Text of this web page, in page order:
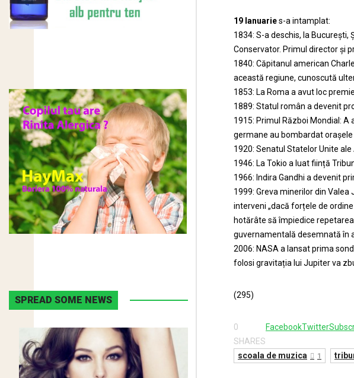
19 Ianuaries-a intamplat:
1834: S-a deschis, la
Conservator. Primul director și
1840: Căpitanul american
această regiune, cunoscută
1853: La Roma a avut loc
1889: Statul român a devenit
1915: Primul Război Mondial:
germane au bombardat orașele
1920: Senatul Statelor Unite
1946: La Tokio a luat ființă
1966: Indira Gandhi a devenit
1999: Greva minerilor din
interveni „dacă forțele de
hotărâte să împiedice
guvernamentală desemnată în
2006: NASA a lansat prima
folosi gravitația lui Jupiter va
(295)
0
SHARES
FacebookTwitter
scoala de muzica 1
SPREAD SOME NEWS